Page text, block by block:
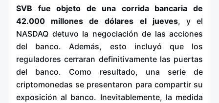
SVB fue objeto de una corrida bancaria de
42.000 millones de dólares el jueves, y el
NASDAQ detuvo la negociación de las acciones
del banco. Además, esto incluyó que los
reguladores cerraran definitivamente las puertas
del banco. Como resultado, una serie de
criptomonedas se presentaron para compartir su
exposición al banco. Inevitablemente, la medida